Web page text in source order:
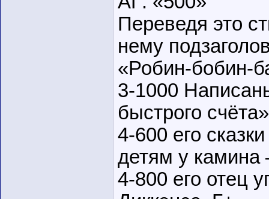
Переведя это
нему
«Робин-бобин-
3-1000
быстрого
4-600 его
детям у камина
4-800 его отец